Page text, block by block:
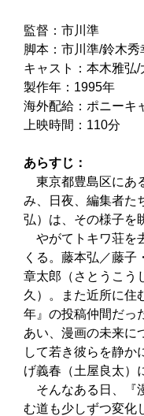
監督：市川準
脚本：市川準/鈴木秀
キャスト：本木雅弘
製作年：1995年
海外配給：ポニーキ
上映時間：110分
あらすじ：
東京都豊島区にあ
み、日夜、編集者た
弘）は、その様子を
やがてトキワ荘を
くる。藤本弘／藤
章太郎（さとうこう
久）。また近所に住
年』の投稿仲間だっ
あい、漫画の未来に
して若き彼らを静か
げ義春（土屋良太）
そんなある日、『
む道も少しずつ変化